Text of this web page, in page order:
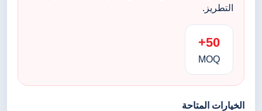
التطريز.
50+
MOQ
الخيارات المتاحة